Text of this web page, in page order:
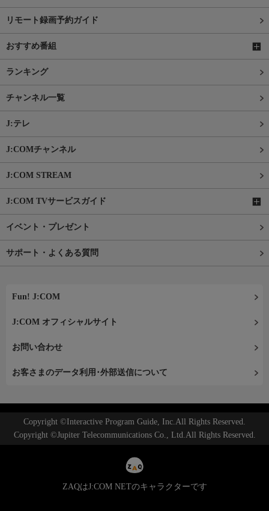
リモート録画予約ガイド
おすすめ番組
ランキング
チャンネル一覧
J:テレ
J:COMチャンネル
J:COM STREAM
J:COM TVサービスガイド
イベント・プレゼント
サポート・よくある質問
Fun! J:COM
J:COM オフィシャルサイト
お問い合わせ
お客さまのデータ利用･外部送信について
Copyright ©Interactive Program Guide, Inc.All Rights Reserved.
Copyright ©Jupiter Telecommunications Co., Ltd.All Rights Reserved.
ZAQはJ:COM NETのキャラクターです